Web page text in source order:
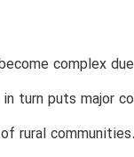
complex
turn puts major
rural